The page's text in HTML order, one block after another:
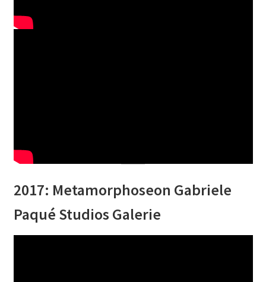
2017: Metamorphoseon Gabriele
Paqué Studios Galerie